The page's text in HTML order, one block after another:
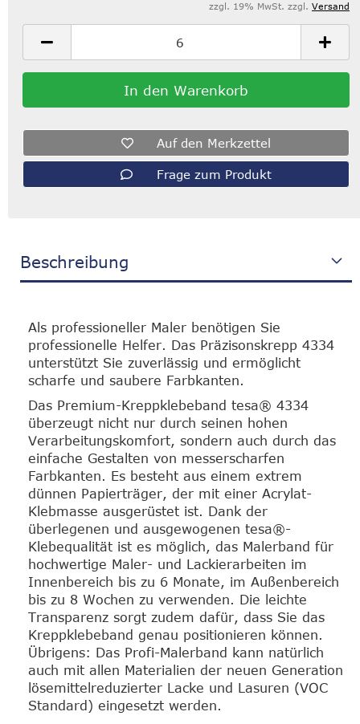
zzgl. 19% MwSt. zzgl. Versand
Auf den Merkzettel
Frage zum Produkt
Beschreibung
Als professioneller Maler benötigen Sie
professionelle Helfer. Das Präzisonskrepp 4334
unterstützt Sie zuverlässig und ermöglicht
scharfe und saubere Farbkanten.
Das Premium-Kreppklebeband tesa® 4334
überzeugt nicht nur durch seinen hohen
Verarbeitungskomfort, sondern auch durch das
einfache Gestalten von messerscharfen
Farbkanten. Es besteht aus einem extrem
dünnen Papierträger, der mit einer Acrylat-
Klebmasse ausgerüstet ist. Dank der
überlegenen und ausgewogenen tesa®-
Klebequalität ist es möglich, das Malerband für
hochwertige Maler- und Lackierarbeiten im
Innenbereich bis zu 6 Monate, im Außenbereich
bis zu 8 Wochen zu verwenden. Die leichte
Transparenz sorgt zudem dafür, dass Sie das
Kreppklebeband genau positionieren können.
Übrigens: Das Profi-Malerband kann natürlich
auch mit allen Materialien der neuen Generation
lösemittelreduzierter Lacke und Lasuren (VOC
Standard) eingesetzt werden.